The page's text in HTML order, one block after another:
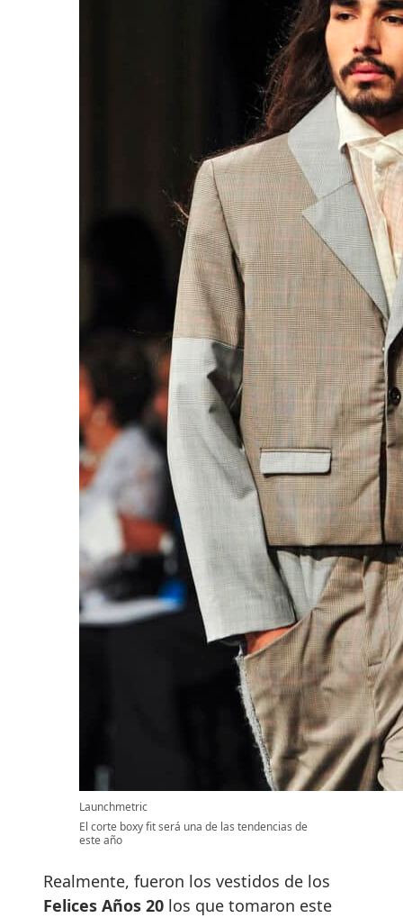
Launchmetric
El corte boxy fit será una de las tendencias de
este año
Realmente, fueron los vestidos de los
Felices Años 20 los que tomaron este